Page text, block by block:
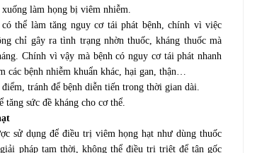
làm họng bị viêm nhiễm.
thể làm tăng nguy cơ tái phát bệnh, chính vì việc
chỉ gây ra tình trạng nhờn thuốc, kháng thuốc mà
Chính vì vậy mà bệnh có nguy cơ tái phát nhanh
các bệnh nhiễm khuẩn khác, hại gan, thận…
tránh để bệnh diễn tiến trong thời gian dài.
sức đề kháng cho cơ thể.
sử dụng để điều trị viêm họng hạt như dùng thuốc
pháp tạm thời, không thể điều trị triệt để tận gốc